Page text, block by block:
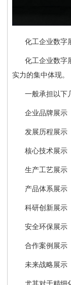
化工企业数字
化工企业数字
实力的集中体现。
一般承担以下
企业品牌展示
发展历程展示
核心技术展示
生产工艺展示
产品体系展示
科研创新展示
安全环保展示
合作案例展示
未来战略展示